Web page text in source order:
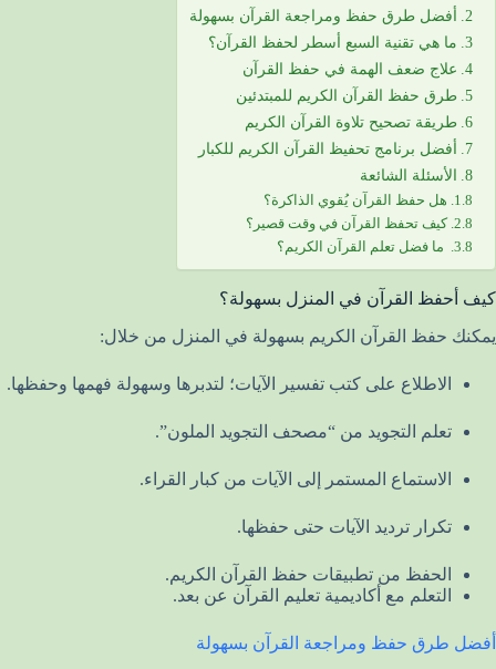
أفضل طرق حفظ ومراجعة القرآن بسهولة
ما هي تقنية السبع أسطر لحفظ القرآن؟
علاج ضعف الهمة في حفظ القرآن
طرق حفظ القرآن الكريم للمبتدئين
طريقة تصحيح تلاوة القرآن الكريم
أفضل برنامج تحفيظ القرآن الكريم للكبار
الأسئلة الشائعة
هل حفظ القرآن يُقوي الذاكرة؟
كيف تحفظ القرآن في وقت قصير؟
ما فضل تعلم القرآن الكريم؟
كيف أحفظ القرآن في المنزل بسهولة؟
يمكنك حفظ القرآن الكريم بسهولة في المنزل من خلال:
الاطلاع على كتب تفسير الآيات؛ لتدبرها وسهولة فهمها وحفظها.
تعلم التجويد من “مصحف التجويد الملون”.
الاستماع المستمر إلى الآيات من كبار القراء.
تكرار ترديد الآيات حتى حفظها.
الحفظ من تطبيقات حفظ القرآن الكريم.
التعلم مع أكاديمية تعليم القرآن عن بعد.
أفضل طرق حفظ ومراجعة القرآن بسهولة